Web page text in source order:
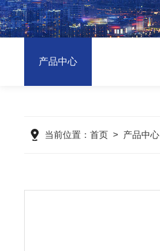
产品中心
当前位置：首页 > 产品中心